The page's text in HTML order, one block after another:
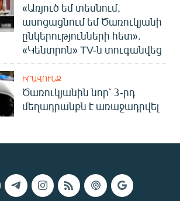
«Առյուծ եմ տեսնում,
ասոցացնում եմ Ծառուկյանի
ընկերությունների հետ».
«Կենտրոն» TV-ն տուգանվեց
ԻՐԱՎՈՒՆՔ
Ծառուկյանին նոր՝ 3-րդ
մեղադրանքն է առաջադրվել